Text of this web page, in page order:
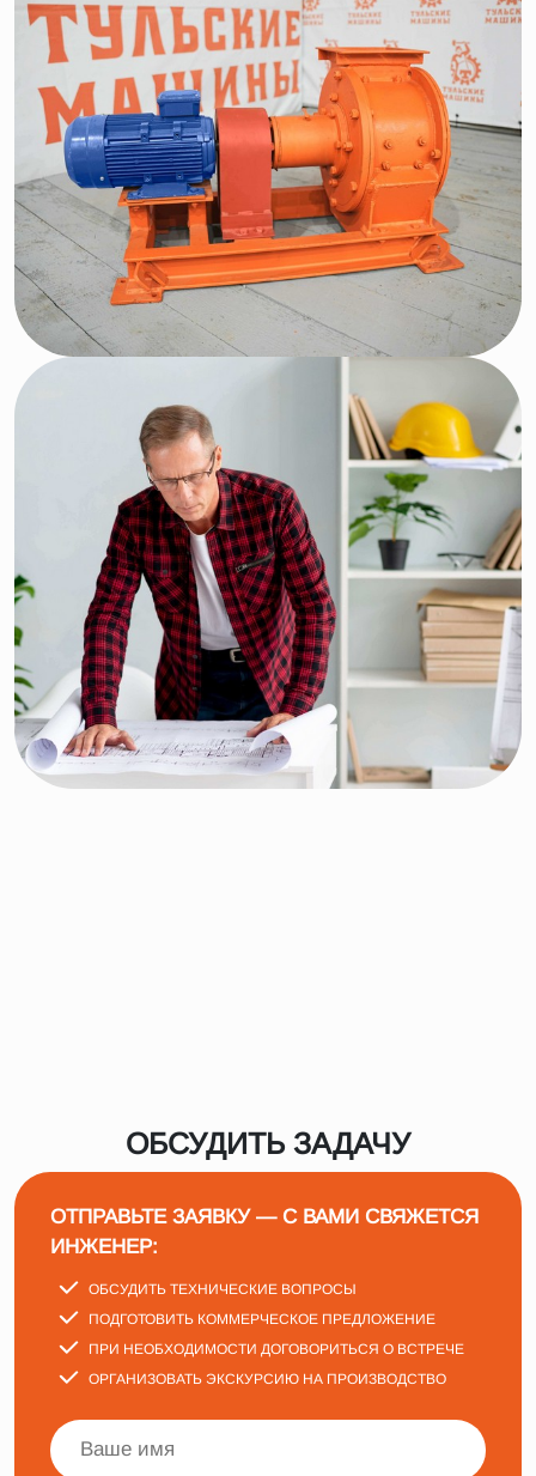
ОБСУДИТЬ ЗАДАЧУ
ОТПРАВЬТЕ ЗАЯВКУ — С ВАМИ СВЯЖЕТСЯ
ИНЖЕНЕР:
ОБСУДИТЬ ТЕХНИЧЕСКИЕ ВОПРОСЫ
ПОДГОТОВИТЬ КОММЕРЧЕСКОЕ ПРЕДЛОЖЕНИЕ
ПРИ НЕОБХОДИМОСТИ ДОГОВОРИТЬСЯ О ВСТРЕЧЕ
ОРГАНИЗОВАТЬ ЭКСКУРСИЮ НА ПРОИЗВОДСТВО